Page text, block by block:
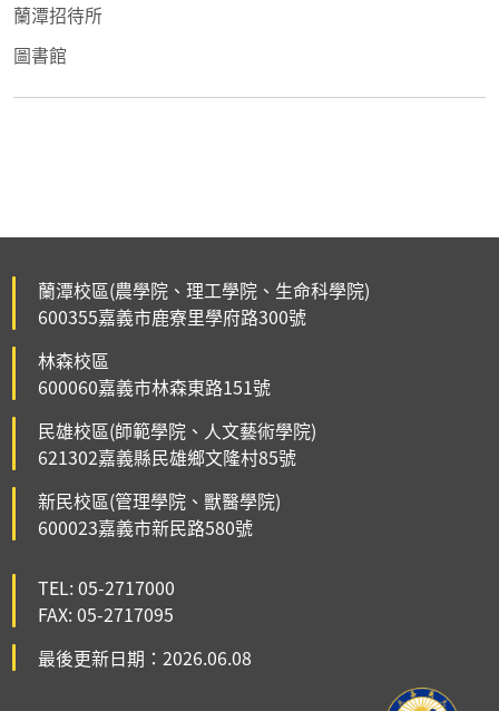
蘭潭招待所
圖書館
蘭潭校區(農學院、理工學院、生命科學院)
600355嘉義市鹿寮里學府路300號
林森校區
600060嘉義市林森東路151號
民雄校區(師範學院、人文藝術學院)
621302嘉義縣民雄鄉文隆村85號
新民校區(管理學院、獸醫學院)
600023嘉義市新民路580號
TEL: 05-2717000
FAX: 05-2717095
最後更新日期：2026.06.08